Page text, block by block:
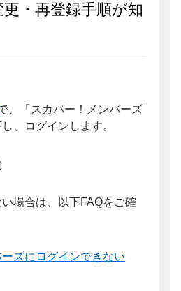
・再登録手順が知
、「スカパー！メンバーズ
、ログインします。
場合は、以下FAQをご確
ズにログインできない